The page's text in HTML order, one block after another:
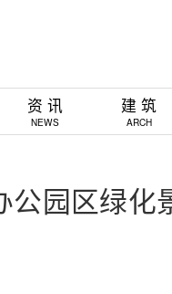
资 讯
NEWS
建 筑
ARCH
园区绿